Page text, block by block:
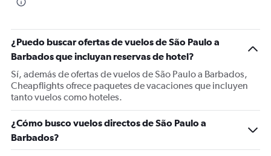
¿Puedo buscar ofertas de vuelos de São Paulo a
Barbados que incluyan reservas de hotel?
Sí, además de ofertas de vuelos de São Paulo a Barbados,
Cheapflights ofrece paquetes de vacaciones que incluyen
tanto vuelos como hoteles.
¿Cómo busco vuelos directos de São Paulo a
Barbados?